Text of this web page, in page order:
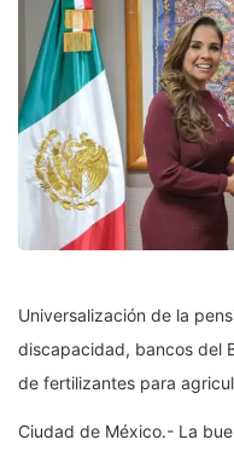
Universalización de la
discapacidad, bancos del
de fertilizantes para
Ciudad de México.- La